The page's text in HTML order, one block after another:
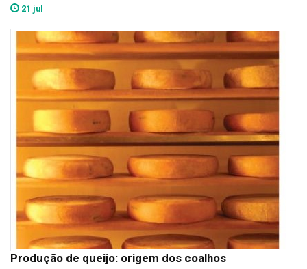
21 jul
Produção de queijo: origem dos coalhos